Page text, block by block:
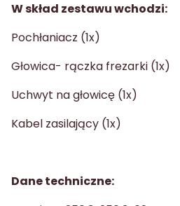
W skład zestawu wchodzi:
Pochłaniacz (1x)
Głowica- rączka frezarki (1x)
Uchwyt na głowicę (1x)
Kabel zasilający (1x)
Dane techniczne: